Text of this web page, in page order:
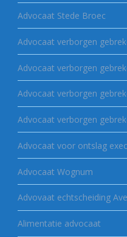
Advocaat Stede Broec
Advocaat verborgen
Advocaat verborgen
Advocaat verborgen
Advocaat verborgen
Advocaat voor ontslag
Advocaat Wognum
Advovaat echtscheiding
Alimentatie advocaat